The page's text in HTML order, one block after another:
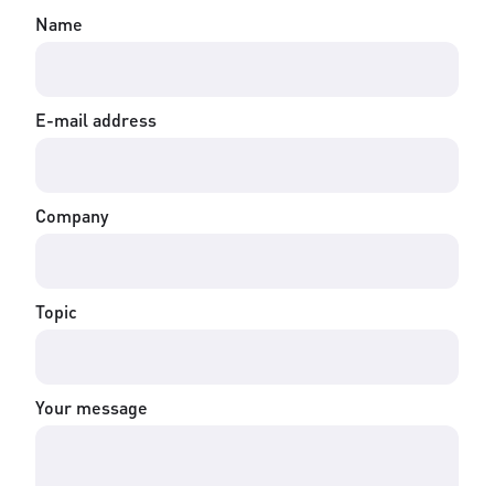
Name
E-mail address
Company
Topic
Your message